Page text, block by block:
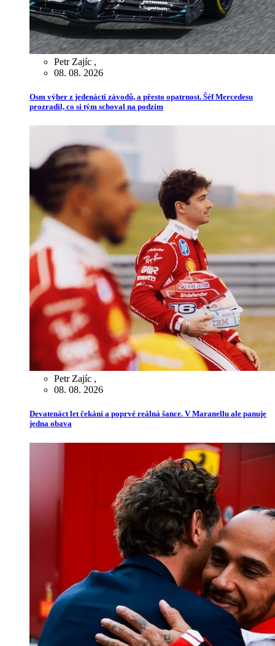
Petr Zajíc ,
08. 08. 2026
Osm výher z jedenácti závodů, a přesto opatrnost. Šéf Mercedesu
prozradil, co si tým schoval na podzim
Petr Zajíc ,
08. 08. 2026
Devatenáct let čekání a poprvé reálná šance. V Maranellu ale panuje
jedna obava